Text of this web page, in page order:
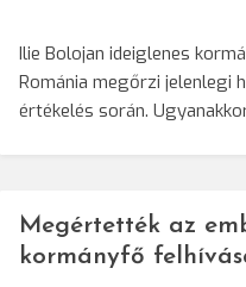
Ilie Bolojan ideiglenes
Románia megőrzi jelenlegi
értékelés során.
Megértették az
kormányfő